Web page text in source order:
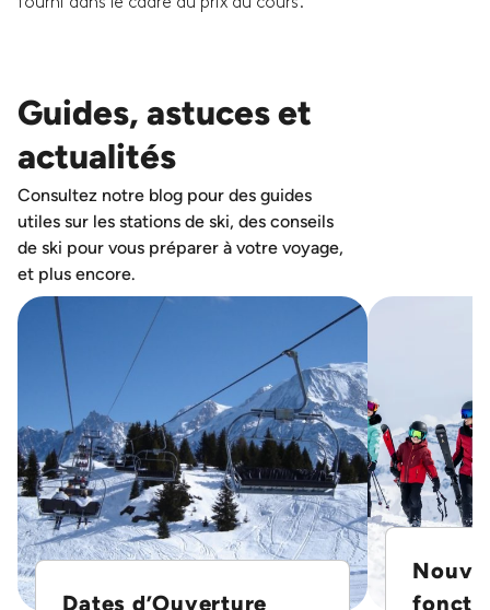
Guides, astuces et
actualités
Consultez notre blog pour des guides
utiles sur les stations de ski, des conseils
de ski pour vous préparer à votre voyage,
et plus encore.
Dates d’Ouverture